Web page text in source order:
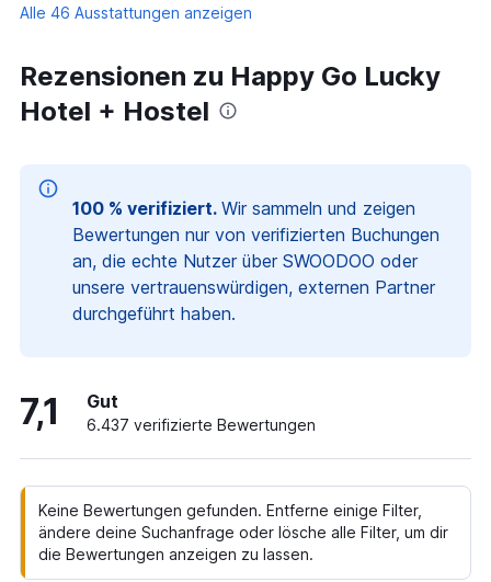
Alle 46 Ausstattungen anzeigen
Rezensionen zu Happy Go Lucky
Hotel + Hostel
100 % verifiziert. Wir sammeln und zeigen
Bewertungen nur von verifizierten Buchungen
an, die echte Nutzer über SWOODOO oder
unsere vertrauenswürdigen, externen Partner
durchgeführt haben.
7,1 Gut
6.437 verifizierte Bewertungen
Keine Bewertungen gefunden. Entferne einige Filter,
ändere deine Suchanfrage oder lösche alle Filter, um dir
die Bewertungen anzeigen zu lassen.